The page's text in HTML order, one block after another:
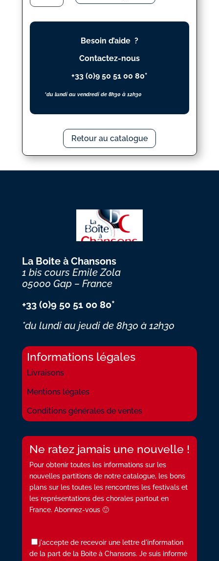
GADOUE
(la)
Besoin d’aide ?
Contactez-nous
+33 (0)9 50 51 00 80*
*du lundi au vendredi de 8h30 à 12h30
Retour au catalogue
La Boite à Chansons
1 bis cours Emile Zola
05000 Gap – France
+33 (0)9 50 51 00 80*
*du lundi au jeudi de 8h30 à 12h30
Informations légales
Livraisons
Mentions légales
Conditions générales de ventes
Ne ratez jamais une nouvelle !
Pour obtenir toutes les informations sur les
nouvelles partitions de notre catalogue, les bons
plans sur les toutes les rencontres les festivals et
les représentations des chorales partout en
France. Abonnez-vous 🙂
j'accepte de recevoir une lettre d'information
de la part de la Boite à Chansons. Je suis informé